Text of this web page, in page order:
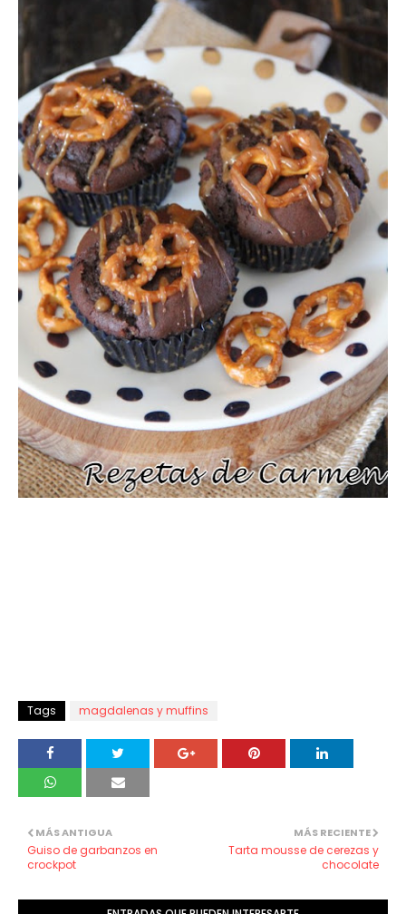
Tags magdalenas y muffins
MÁS RECIENTE
Tarta mousse de cerezas y
chocolate
MÁS ANTIGUA
Guiso de garbanzos en
crockpot